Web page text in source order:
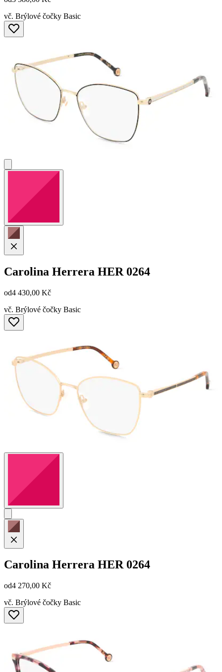
vč. Brýlové čočky Basic
Carolina Herrera HER 0264
od4 430,00 Kč
vč. Brýlové čočky Basic
Carolina Herrera HER 0264
od4 270,00 Kč
vč. Brýlové čočky Basic